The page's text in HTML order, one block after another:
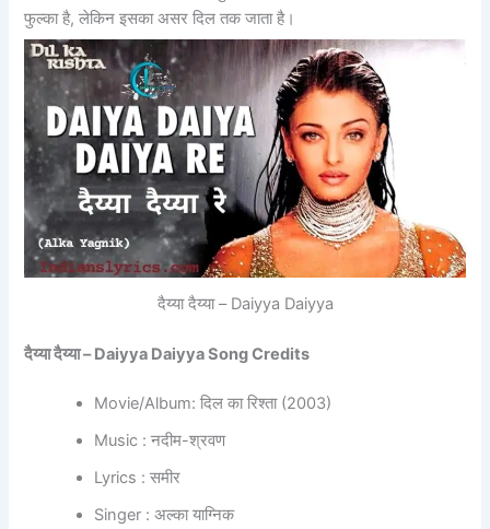
फुल्का है, लेकिन इसका असर दिल तक जाता है।
दैय्या दैय्या – Daiyya Daiyya
दैय्या दैय्या – Daiyya Daiyya Song Credits
Movie/Album: दिल का रिश्ता (2003)
Music : नदीम-श्रवण
Lyrics : समीर
Singer : अल्का याग्निक